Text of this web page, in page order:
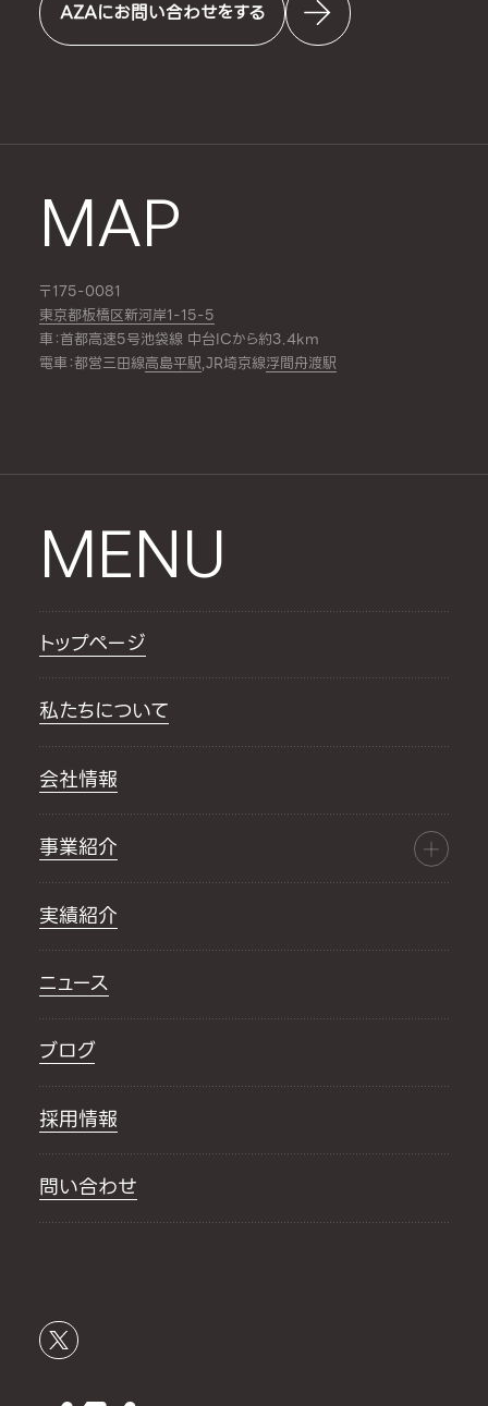
AZAにお問い合わせをする
MAP
〒175-0081
東京都板橋区新河岸1-15-5
車：首都高速5号池袋線 中台ICから約3.4km
電車：都営三田線高島平駅,JR埼京線浮間舟渡駅
MENU
トップページ
私たちについて
会社情報
事業紹介
実績紹介
ニュース
ブログ
採用情報
問い合わせ